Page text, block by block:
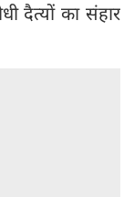
दैत्यों का संहार